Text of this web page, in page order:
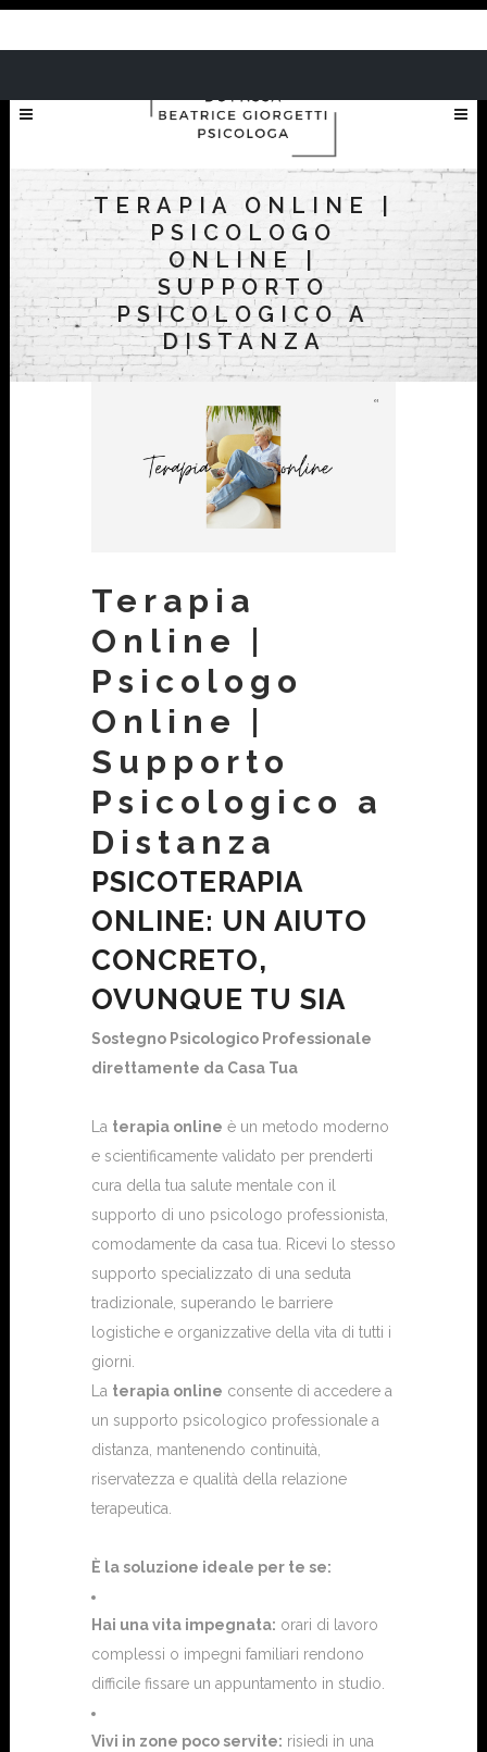
TERAPIA ONLINE |
PSICOLOGO
ONLINE |
SUPPORTO
PSICOLOGICO A
DISTANZA
Terapia
Online |
Psicologo
Online |
Supporto
Psicologico a
Distanza
PSICOTERAPIA
ONLINE: UN AIUTO
CONCRETO,
OVUNQUE TU SIA
Sostegno Psicologico Professionale
direttamente da Casa Tua
La terapia online è un metodo moderno
e scientificamente validato per prenderti
cura della tua salute mentale con il
supporto di uno psicologo professionista,
comodamente da casa tua. Ricevi lo stesso
supporto specializzato di una seduta
tradizionale, superando le barriere
logistiche e organizzative della vita di tutti i
giorni.
La terapia online consente di accedere a
un supporto psicologico professionale a
distanza, mantenendo continuità,
riservatezza e qualità della relazione
terapeutica.
È la soluzione ideale per te se:
Hai una vita impegnata: orari di lavoro
complessi o impegni familiari rendono
difficile fissare un appuntamento in studio.
Vivi in zone poco servite: risiedi in una